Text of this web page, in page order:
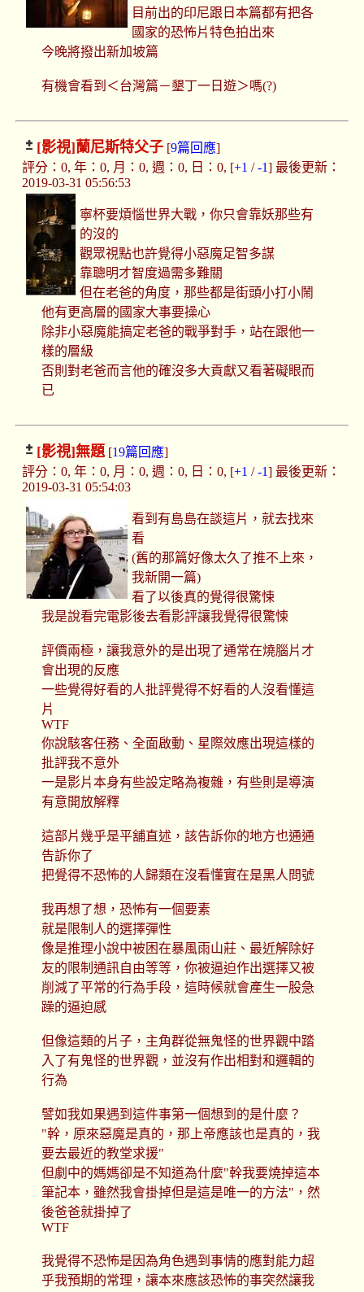
目前出的印尼跟日本篇都有把各
國家的恐怖片特色拍出來
今晚將撥出新加坡篇
有機會看到＜台灣篇－墾丁一日遊＞嗎(?)
[影視]蘭尼斯特父子[9篇回應]
評分：0, 年：0, 月：0, 週：0, 日：0, [+1 /-1] 最後更新：
2019-03-31 05:56:53
寧杯要煩惱世界大戰，你只會靠妖那些有
的沒的
觀眾視點也許覺得小惡魔足智多謀
靠聰明才智度過需多難關
但在老爸的角度，那些都是街頭小打小鬧
他有更高層的國家大事要操心
除非小惡魔能搞定老爸的戰爭對手，站在跟他一
樣的層級
否則對老爸而言他的確沒多大貢獻又看著礙眼而
已
[影視]無題[19篇回應]
評分：0, 年：0, 月：0, 週：0, 日：0, [+1 /-1] 最後更新：
2019-03-31 05:54:03
看到有島島在談這片，就去找來
看
(舊的那篇好像太久了推不上來，
我新開一篇)
看了以後真的覺得很驚悚
我是說看完電影後去看影評讓我覺得很驚悚
評價兩極，讓我意外的是出現了通常在燒腦片才
會出現的反應
一些覺得好看的人批評覺得不好看的人沒看懂這
片
WTF
你說駭客任務、全面啟動、星際效應出現這樣的
批評我不意外
一是影片本身有些設定略為複雜，有些則是導演
有意開放解釋
這部片幾乎是平舖直述，該告訴你的地方也通通
告訴你了
把覺得不恐怖的人歸類在沒看懂實在是黑人問號
我再想了想，恐怖有一個要素
就是限制人的選擇彈性
像是推理小說中被困在暴風雨山莊、最近解除好
友的限制通訊自由等等，你被逼迫作出選擇又被
削減了平常的行為手段，這時候就會產生一股急
躁的逼迫感
但像這類的片子，主角群從無鬼怪的世界觀中踏
入了有鬼怪的世界觀，並沒有作出相對和邏輯的
行為
譬如我如果遇到這件事第一個想到的是什麼？
"幹，原來惡魔是真的，那上帝應該也是真的，我
要去最近的教堂求援"
但劇中的媽媽卻是不知道為什麼"幹我要燒掉這本
筆記本，雖然我會掛掉但是這是唯一的方法"，然
後爸爸就掛掉了
WTF
我覺得不恐怖是因為角色遇到事情的應對能力超
乎我預期的常理，讓本來應該恐怖的事突然讓我